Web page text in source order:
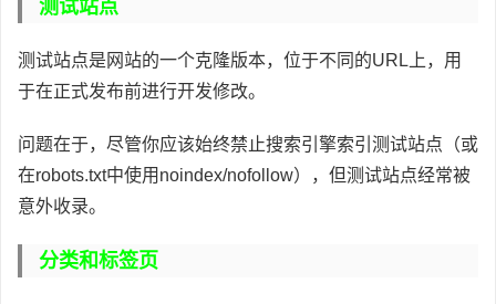
测试站点
测试站点是网站的一个克隆版本，位于不同的URL上，用
于在正式发布前进行开发修改。
问题在于，尽管你应该始终禁止搜索引擎索引测试站点（或
在robots.txt中使用noindex/nofollow），但测试站点经常被
意外收录。
分类和标签页